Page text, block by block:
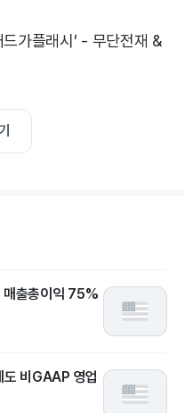
가플래시’ - 무단전재 &
매출총이익 75%
비GAAP 영업